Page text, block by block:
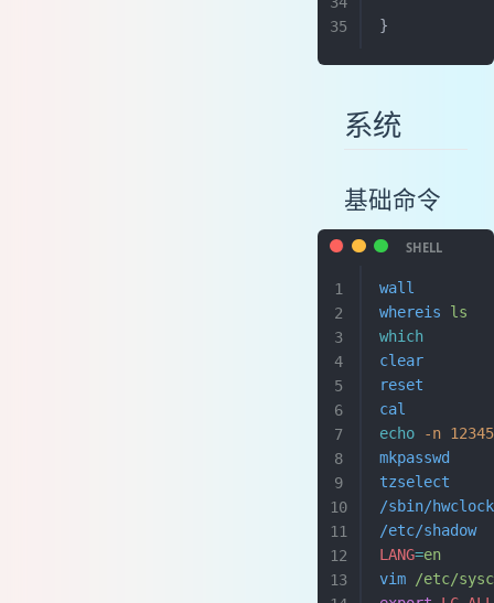
}
系统
基础命令
wall
whereis ls
which
clear
reset
cal
echo -n
mkpasswd
tzselect
/sbin/hwclock
/etc/shadow
LANG=en
vim /etc/